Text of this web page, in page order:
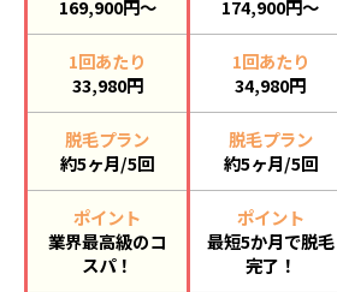
169,900円～
174,900円～
1回あたり
33,980円
1回あたり
34,980円
脱毛プラン
約5ヶ月/5回
脱毛プラン
約5ヶ月/5回
ポイント
業界最高級のコ
スパ！
ポイント
最短5か月で脱毛
完了！